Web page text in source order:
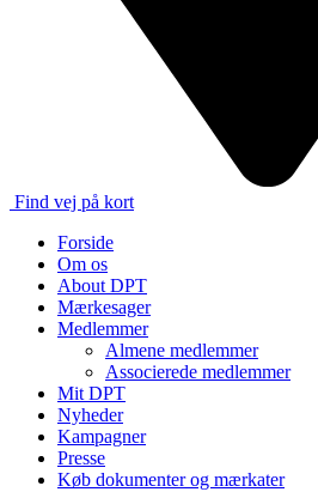
Find vej på kort
Forside
Om os
About DPT
Mærkesager
Medlemmer
Almene medlemmer
Associerede medlemmer
Mit DPT
Nyheder
Kampagner
Presse
Køb dokumenter og mærkater